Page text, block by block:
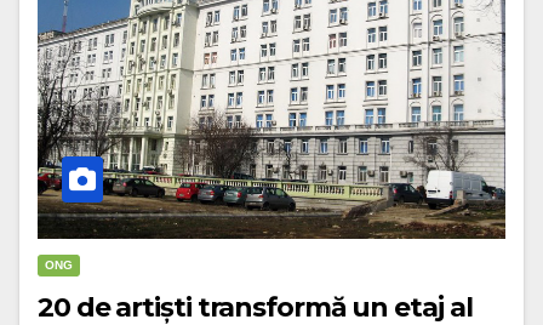
ONG
20 de artiști transformă un etaj al